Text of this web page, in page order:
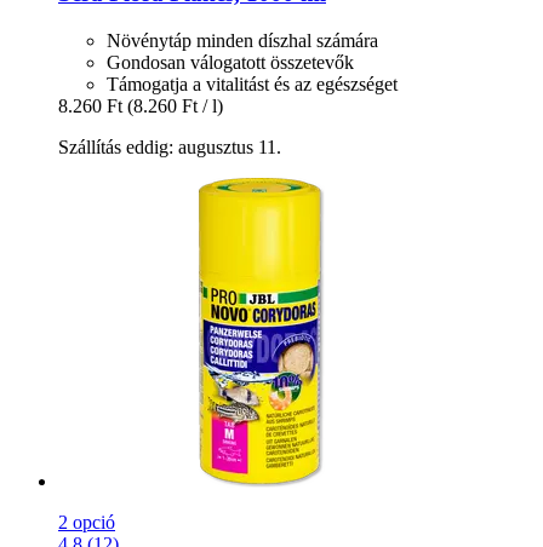
Növénytáp minden díszhal számára
Gondosan válogatott összetevők
Támogatja a vitalitást és az egészséget
8.260 Ft (8.260 Ft / l)
Szállítás eddig: augusztus 11.
2 opció